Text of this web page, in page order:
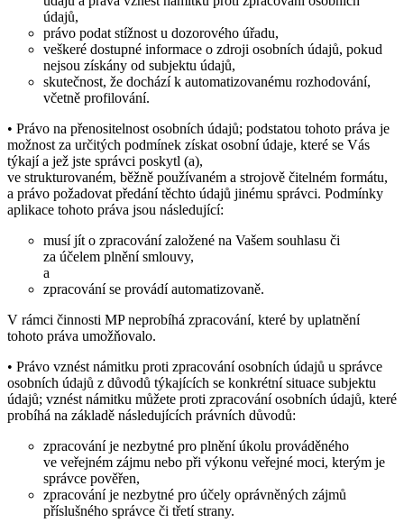
údajů,
právo podat stížnost u dozorového úřadu,
veškeré dostupné informace o zdroji osobních údajů, pokud
nejsou získány od subjektu údajů,
skutečnost, že dochází k automatizovanému rozhodování,
včetně profilování.
• Právo na přenositelnost osobních údajů; podstatou tohoto práva je
možnost za určitých podmínek získat osobní údaje, které se Vás
týkají a jež jste správci poskytl (a),
ve strukturovaném, běžně používaném a strojově čitelném formátu,
a právo požadovat předání těchto údajů jinému správci. Podmínky
aplikace tohoto práva jsou následující:
musí jít o zpracování založené na Vašem souhlasu či
za účelem plnění smlouvy,
a
zpracování se provádí automatizovaně.
V rámci činnosti MP neprobíhá zpracování, které by uplatnění
tohoto práva umožňovalo.
• Právo vznést námitku proti zpracování osobních údajů u správce
osobních údajů z důvodů týkajících se konkrétní situace subjektu
údajů; vznést námitku můžete proti zpracování osobních údajů, které
probíhá na základě následujících právních důvodů:
zpracování je nezbytné pro plnění úkolu prováděného
ve veřejném zájmu nebo při výkonu veřejné moci, kterým je
správce pověřen,
zpracování je nezbytné pro účely oprávněných zájmů
příslušného správce či třetí strany.